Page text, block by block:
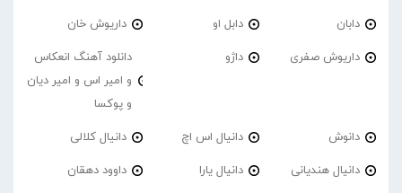
دابان دابل او داریوش خان
داریوش صفری داژو
دانلود آهنگ انعکاس
و امیر اس و امیر دیان
و پوکسا
دانوش دانیال اس اچ دانیال کلالی
دانیال هندیانی دانیال یارا داوود دهقان